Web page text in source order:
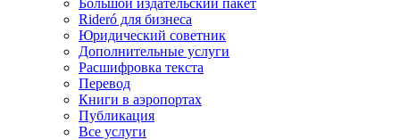
Большой издательский пакет
Rideró для бизнеса
Юридический советник
Дополнительные услуги
Расшифровка текста
Перевод
Книги в аэропортах
Публикация
Все услуги